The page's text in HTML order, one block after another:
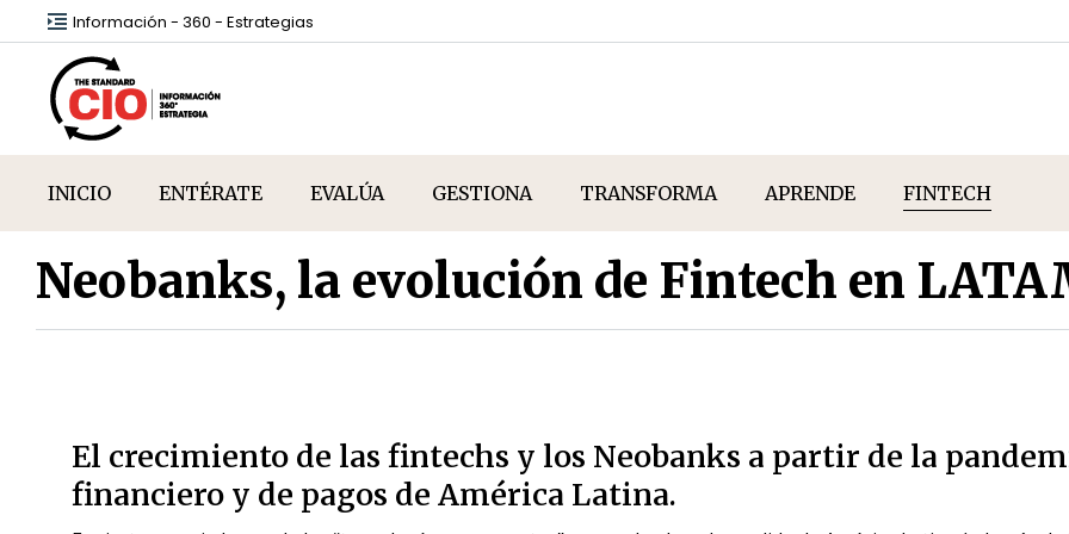
Información - 360 - Estrategias
INICIO ENTÉRATE EVALÚA GESTIONA TRANSFORMA APRENDE FINTECH
Neobanks, la evolución de Fintech en
El crecimiento de las fintechs y los Neobanks a partir de la
financiero y de pagos de América Latina.